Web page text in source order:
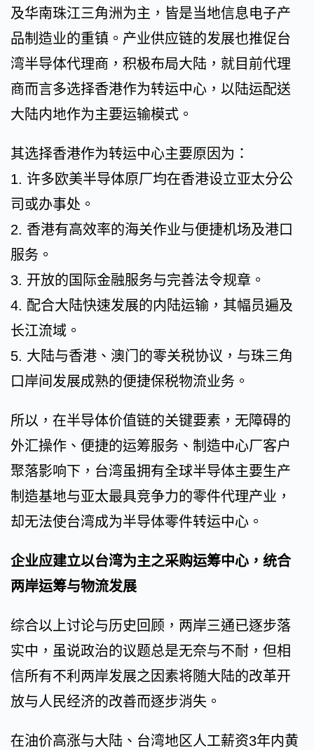
及华南珠江三角洲为主，皆是当地信息电子产
品制造业的重镇。产业供应链的发展也推促台
湾半导体代理商，积极布局大陆，就目前代理
商而言多选择香港作为转运中心，以陆运配送
大陆内地作为主要运输模式。
其选择香港作为转运中心主要原因为：
1. 许多欧美半导体原厂均在香港设立亚太分公
司或办事处。
2. 香港有高效率的海关作业与便捷机场及港口
服务。
3. 开放的国际金融服务与完善法令规章。
4. 配合大陆快速发展的内陆运输，其幅员遍及
长江流域。
5. 大陆与香港、澳门的零关税协议，与珠三角
口岸间发展成熟的便捷保税物流业务。
所以，在半导体价值链的关键要素，无障碍的
外汇操作、便捷的运筹服务、制造中心厂客户
聚落影响下，台湾虽拥有全球半导体主要生产
制造基地与亚太最具竞争力的零件代理产业，
却无法使台湾成为半导体零件转运中心。
企业应建立以台湾为主之采购运筹中心，统合
两岸运筹与物流发展
综合以上讨论与历史回顾，两岸三通已逐步落
实中，虽说政治的议题总是无奈与不耐，但相
信所有不利两岸发展之因素将随大陆的改革开
放与人民经济的改善而逐步消失。
在油价高涨与大陆、台湾地区人工薪资3年内黄